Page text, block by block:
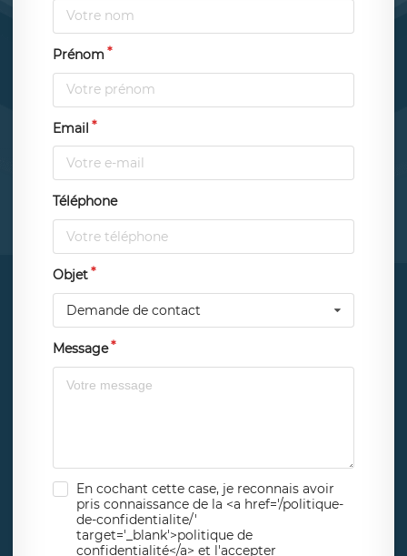
Prénom
Email
Téléphone
Objet
Demande de contact
Message
En cochant cette case, je reconnais avoir
pris connaissance de la <a href='/politique-
de-confidentialite/'
target='_blank'>politique de
confidentialité</a> et l'accepter